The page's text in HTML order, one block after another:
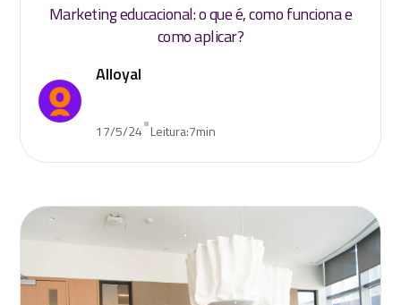
Marketing educacional: o que é, como funciona e
como aplicar?
Alloyal
17/5/24•Leitura:7min